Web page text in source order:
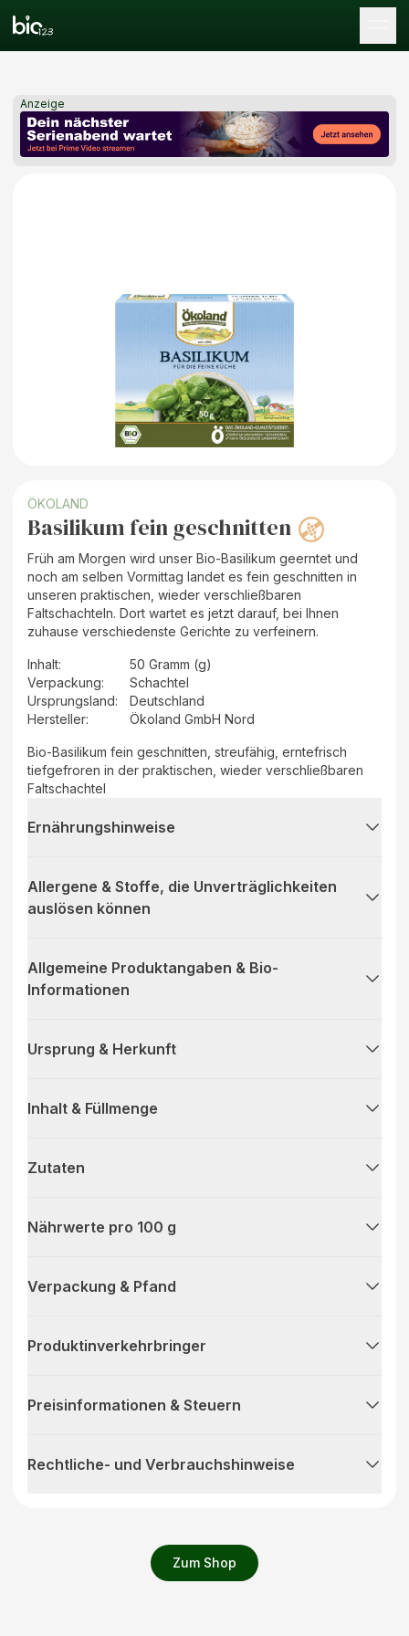
Anzeige
Zum Shop
ÖKOLAND
Basilikum fein geschnitten
Früh am Morgen wird unser Bio-Basilikum geerntet und
noch am selben Vormittag landet es fein geschnitten in
unseren praktischen, wieder verschließbaren
Faltschachteln. Dort wartet es jetzt darauf, bei Ihnen
zuhause verschiedenste Gerichte zu verfeinern.
Inhalt:
50 Gramm (g)
Verpackung:
Schachtel
Ursprungsland:
Deutschland
Hersteller: Ökoland GmbH Nord
Bio-Basilikum fein geschnitten, streufähig, erntefrisch
tiefgefroren in der praktischen, wieder verschließbaren
Faltschachtel
Ernährungshinweise
Allergene & Stoffe, die Unverträglichkeiten
auslösen können
Allgemeine Produktangaben & Bio-
Informationen
Ursprung & Herkunft
Inhalt & Füllmenge
Zutaten
Nährwerte pro 100 g
Verpackung & Pfand
Produktinverkehrbringer
Preisinformationen & Steuern
Rechtliche- und Verbrauchshinweise